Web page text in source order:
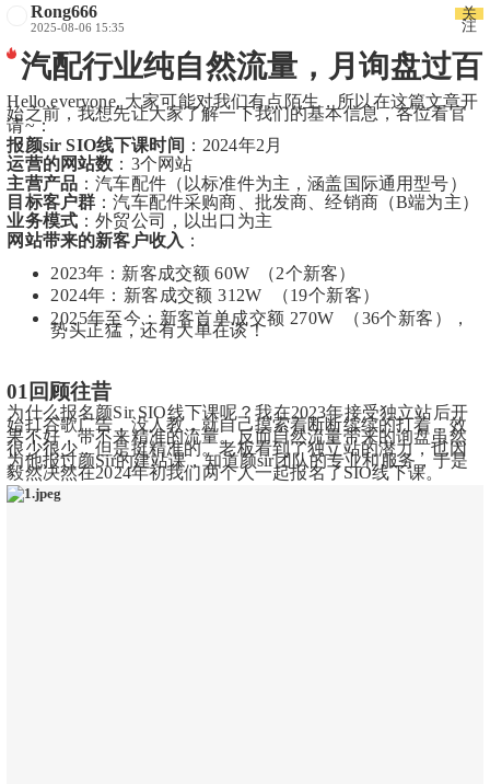
Rong666
2025-08-06 15:35
关
注
汽配行业纯自然流量，月询盘过百
Hello everyone, 大家可能对我们有点陌生，所以在这篇文章开
始之前，我想先让大家了解一下我们的基本信息，各位看官
请~：
报颜sir SIO线下课时间 ：2024年2月
运营的网站数 ：3个网站
主营产品 ：汽车配件（以标准件为主，涵盖国际通用型号）
目标客户群 ：汽车配件采购商、批发商、经销商（B端为主）
业务模式 ：外贸公司，以出口为主
网站带来的新客户收入 ：
2023年：新客成交额 60W  （2个新客）
2024年：新客成交额 312W  （19个新客）
2025年至今：新客首单成交额 270W  （36个新客），
势头正猛，还有大单在谈！
01回顾往昔
为什么报名颜Sir SIO线下课呢？我在2023年接受独立站后开
始打谷歌广告，没人教，就自己摸索着断断续续的打着，效
果不好，带不来精准的流量。反而自然流量带来的询盘虽然
很少很少，但是挺精准的。老板看到了独立站的潜力，也因
为他报过颜Sir的建站课，知道颜sir团队的专业和服务，于是
毅然决然在2024年初我们两个人一起报名了SIO线下课。